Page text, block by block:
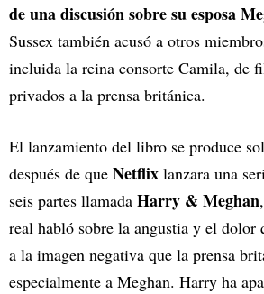
de una discusión sobre su esposa
Sussex también acusó a otros
incluida la reina consorte Camila, de
privados a la prensa británica.
El lanzamiento del libro se produce
después de que Netflix lanzara una
seis partes llamada Harry & Meghan
real habló sobre la angustia y el dolor
a la imagen negativa que la prensa
especialmente a Meghan. Harry ha